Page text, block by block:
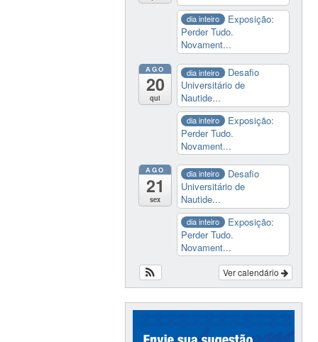
dia inteiro
Exposição:
Perder Tudo.
Novament...
AGO
20
qui
dia inteiro
Desafio
Universitário de
Nautide...
dia inteiro
Exposição:
Perder Tudo.
Novament...
AGO
21
sex
dia inteiro
Desafio
Universitário de
Nautide...
dia inteiro
Exposição:
Perder Tudo.
Novament...
Ver calendário